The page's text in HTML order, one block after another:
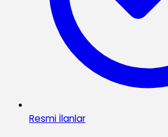
Resmi İlanlar